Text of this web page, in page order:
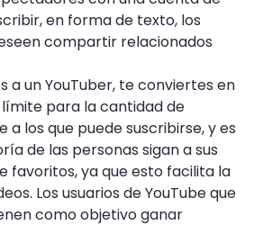
en forma de texto, los
compartir relacionados
a un YouTuber, te conviertes en
límite para la cantidad de
a los que puede suscribirse, y es
de las personas sigan a sus
favoritos, ya que esto facilita la
Los usuarios de YouTube que
como objetivo ganar